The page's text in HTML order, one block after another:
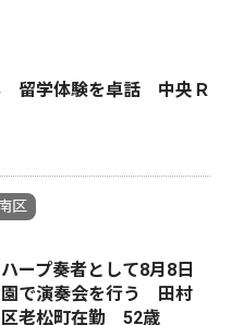
留学体験を卓話 中央Ｒ
区
ープ奏者として8月8日
園で演奏会を行う 田村
老松町在勤 52歳